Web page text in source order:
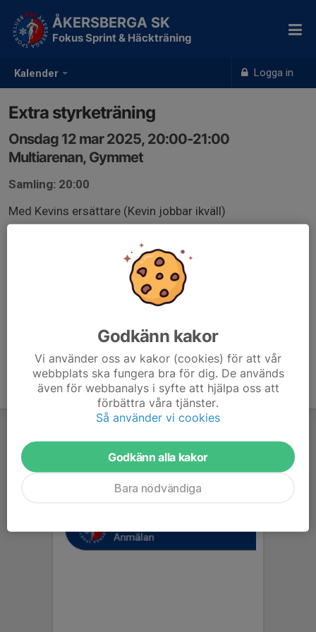
Kalender Logga in
ÅKERSBERGA SK
Fokus Sprint & Häckträning
Extra styrketräning
Onsdag 12 mar 2025, 20:00-21:00
Multiarenan, Gymmet
Samling: 20:00
Med Kevins ersättare (Kevin jobbar ikväll)
Godkänn kakor
Vi använder oss av kakor (cookies) för att vår
webbplats ska fungera bra för dig. De används
även för webbanalys i syfte att hjälpa oss att
förbättra våra tjänster.
Så använder vi cookies
Godkänn alla kakor
Bara nödvändiga